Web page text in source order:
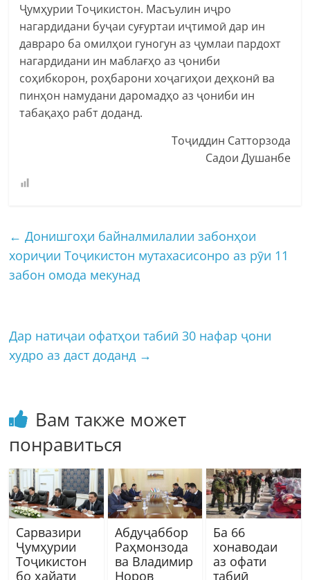
Ҷумҳурии Тоҷикистон. Масъулин иҷро
нагардидани буҷаи суғуртаи иҷтимоӣ дар ин
давраро ба омилҳои гуногун аз ҷумлаи пардохт
нагардидани ин маблағҳо аз ҷониби
соҳибкорон, роҳбарони хоҷагиҳои деҳконӣ ва
пинҳон намудани даромадҳо аз ҷониби ин
табақаҳо рабт доданд.
Тоҷиддин Сатторзода
Садои Душанбе
← Донишгоҳи байналмилалии забонҳои
хориҷии Тоҷикистон мутахасисонро аз рӯи 11
забон омода мекунад
Дар натиҷаи офатҳои табиӣ 30 нафар ҷони
худро аз даст доданд →
Вам также может
понравиться
Сарвазири
Ҷумҳурии
Тоҷикистон
бо ҳайати
Абдуҷаббор
Раҳмонзода
ва Владимир
Норов
Ба 66
хонаводаи
аз офати
табиӣ